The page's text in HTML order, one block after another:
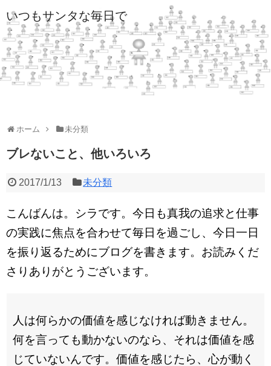
いつもサンタな毎日で
ホーム 未分類
ブレないこと、他いろいろ
2017/1/13 未分類
こんばんは。シラです。今日も真我の追求と仕事
の実践に焦点を合わせて毎日を過ごし、今日一日
を振り返るためにブログを書きます。お読みくだ
さりありがとうございます。
人は何らかの価値を感じなければ動きません。
何を言っても動かないのなら、それは価値を感
じていないんです。価値を感じたら、心が動く